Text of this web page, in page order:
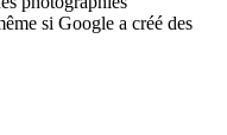
si Google a créé des